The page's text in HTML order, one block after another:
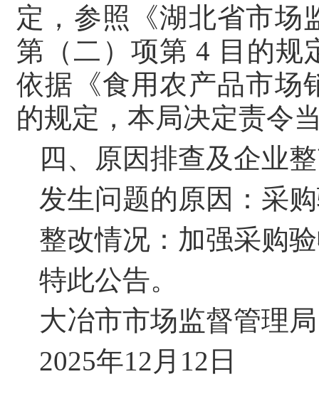
定，参照《湖北省市场
第（二）项第 4 目的规
依据《食用农产品市场
的规定，本局决定责令
四、原因排查及企业
发生问题的原因：采
整改情况：加强采购
特此公告。
大冶市市场监督管理局
2025年12月12日